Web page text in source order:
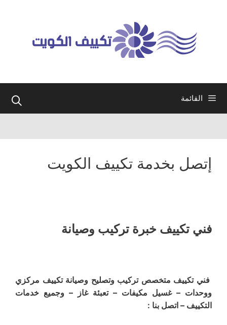
القائمة
إتصل بخدمة تكييف الكويت
فني تكييف خبرة تركيب وصيانة
فني تكييف متخصص تركيب وتصليح وصيانة تكييف مركزي
ووحدات – غسيل مكيفات – تعبئة غاز – وجميع خدمات
التكييف – اتصل بنا :